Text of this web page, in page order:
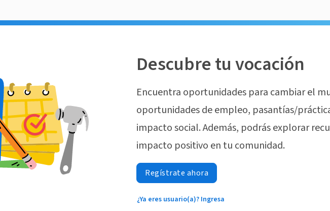
Descubre tu vocación
Encuentra oportunidades para cambiar el
oportunidades de empleo, pasantías/
impacto social. Además, podrás explorar
impacto positivo en tu comunidad.
Regístrate ahora
¿Ya eres usuario(a)? Ingresa